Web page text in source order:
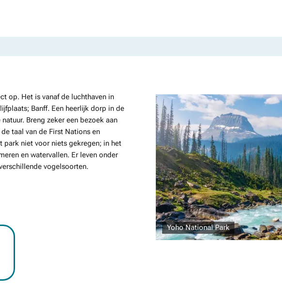
op. Het is vanaf de luchthaven in
Banff. Een heerlijk dorp in de
Breng zeker een bezoek aan
taal van de First Nations en
park niet voor niets gekregen; in het
en watervallen. Er leven onder
vogelsoorten.
Yoho National Park